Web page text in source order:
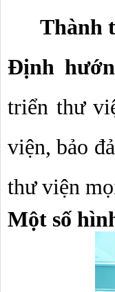
Thành
Định
triển thư
viện, bảo
thư viện
Một số